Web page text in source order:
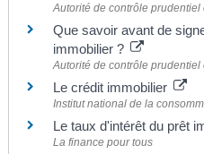
Autorité de contrôle
Que savoir avant de
immobilier ?
Autorité de contrôle
Le crédit immobilier
Institut national de la
Le taux d'intérêt du prêt
La finance pour tous